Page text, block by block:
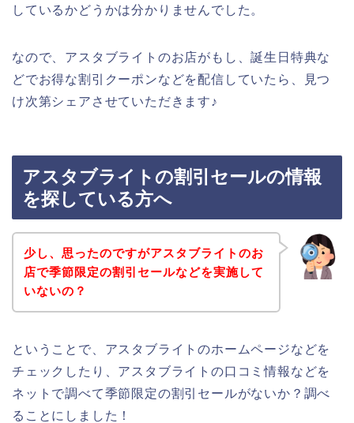
しているかどうかは分かりませんでした。
なので、アスタブライトのお店がもし、誕生日特典な
どでお得な割引クーポンなどを配信していたら、見つ
け次第シェアさせていただきます♪
アスタブライトの割引セールの情報
を探している方へ
少し、思ったのですがアスタブライトのお
店で季節限定の割引セールなどを実施して
いないの？
ということで、アスタブライトのホームページなどを
チェックしたり、アスタブライトの口コミ情報などを
ネットで調べて季節限定の割引セールがないか？調べ
ることにしました！